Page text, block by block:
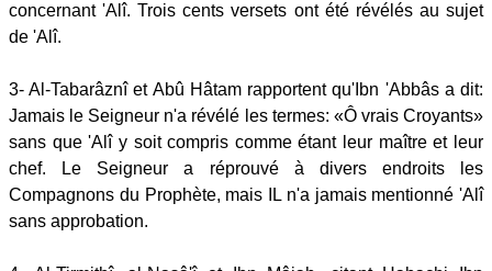
concernant 'Alî. Trois cents versets ont été révélés au sujet
de 'Alî.
3- Al-Tabarâznî et Abû Hâtam rapportent qu'Ibn 'Abbâs a dit:
Jamais le Seigneur n'a révélé les termes: «Ô vrais Croyants»
sans que 'Alî y soit compris comme étant leur maître et leur
chef. Le Seigneur a réprouvé à divers endroits les
Compagnons du Prophète, mais IL n'a jamais mentionné 'Alî
sans approbation.